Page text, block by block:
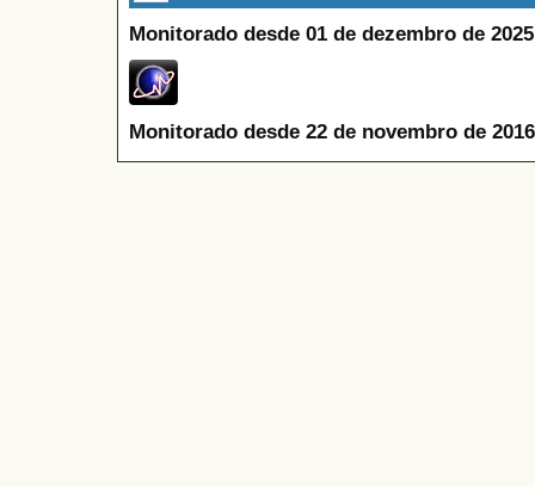
Monitorado desde 01 de dezembro de
Monitorado desde 22 de novembro de